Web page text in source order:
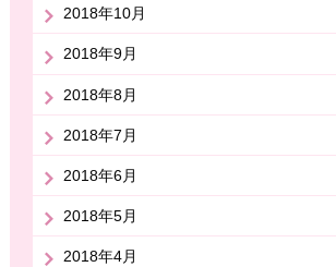
2018年10月
2018年9月
2018年8月
2018年7月
2018年6月
2018年5月
2018年4月